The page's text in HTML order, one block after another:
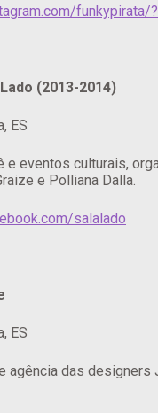
funkypirata/
(2013-2014)
ES
e eventos culturais,
e Polliana Dalla.
salalado
ES
agência das designers